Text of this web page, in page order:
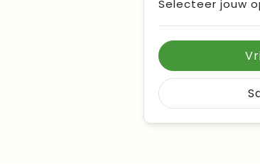
Selecteer jouw